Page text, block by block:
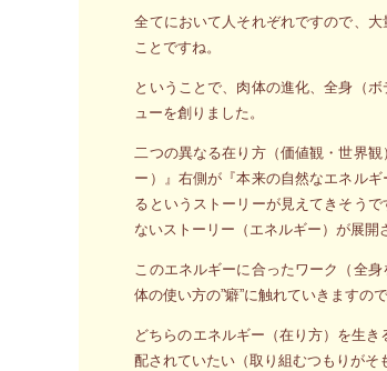
全てにおいて人それぞれですので、
ことですね。
ということで、肉体の進化、全身（
ューを創りました。
二つの異なる在り方（価値観・世界
ー）』右側が『本来の自然なエネル
るというストーリーが見えてきそう
ないストーリー（エネルギー）が展開
このエネルギーに合ったワーク（全
体の使い方の”癖”に触れていきますの
どちらのエネルギー（在り方）を生
配されていたい（取り組むつもりがそ